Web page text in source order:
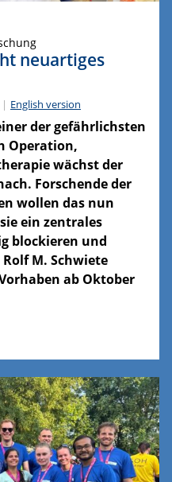
neuartiges
English version
der gefährlichsten
Operation,
wächst der
Forschende der
wollen das nun
ein zentrales
blockieren und
M. Schwiete
ab Oktober